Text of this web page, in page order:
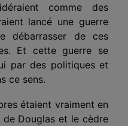
comme des
lancé une guerre
débarrasser de ces
Et cette guerre se
par des politiques et
ce sens.
étaient vraiment en
Douglas et le cèdre